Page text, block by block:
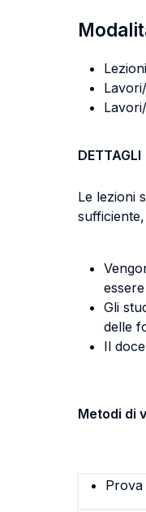
DETTAGLI
Le lezioni
Gli
delle
Il
Metodi di
Prova